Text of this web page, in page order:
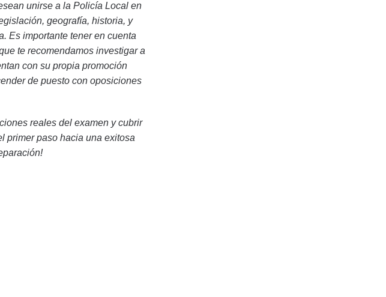
unirse a la Policía Local en
geografía, historia, y
Es importante tener en cuenta
te recomendamos investigar a
con su propia promoción
de puesto con oposiciones
reales del examen y cubrir
primer paso hacia una exitosa